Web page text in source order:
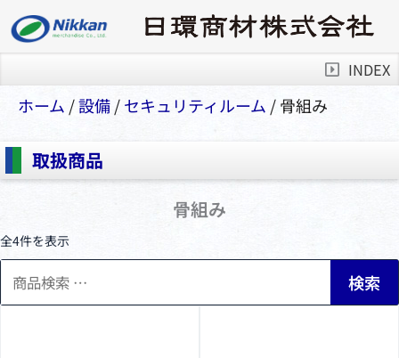
INDEX
ホーム /設備/セキュリティルーム / ⾻組み
取扱商品
⾻組み
全4件を表示
検
索
対
検索